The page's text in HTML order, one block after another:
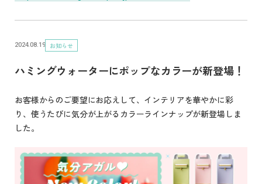
ハミングウォーターにポップなカラーが新登場！
2024.08.19 お知らせ
お客様からのご要望にお応えして、インテリアを華やかに彩
り、使うたびに気分が上がるカラーラインナップが新登場しま
した。